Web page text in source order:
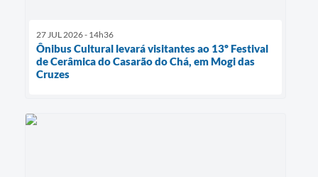
27 JUL 2026 - 14h36
Ônibus Cultural levará visitantes ao 13º Festival
de Cerâmica do Casarão do Chá, em Mogi das
Cruzes